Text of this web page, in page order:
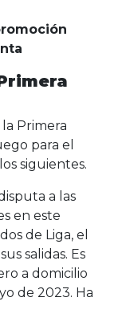
Primera
para el
siguientes.
a las
en este
de Liga, el
salidas. Es
a domicilio
de 2023. Ha